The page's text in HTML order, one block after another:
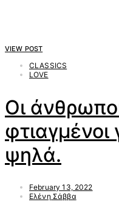
VIEW POST
CLASSICS
LOVE
Οι
φτιαγμένοι
ψηλά.
February 13, 2022
Ελένη Σάββα